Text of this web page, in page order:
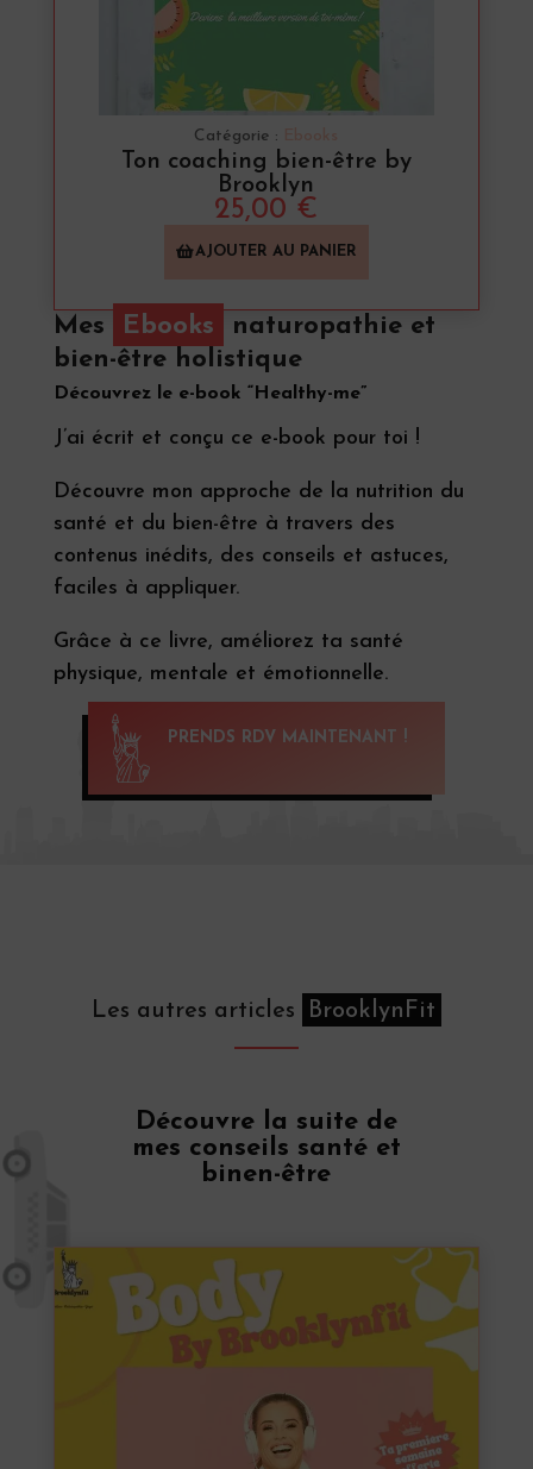
Catégorie :
Ton coaching bien-être by
Brooklyn
25,00 €
AJOUTER AU PANIER
Mes Ebooks
naturopathie et
bien-être holistique
Découvrez le e-book “Healthy-me”
J’ai écrit et conçu ce e-book pour toi !
Découvre mon approche de la nutrition du
santé et du bien-être à travers des
contenus inédits, des conseils et astuces,
faciles à appliquer.
Grâce à ce livre, améliorez ta santé
physique, mentale et émotionnelle.
PRENDS RDV MAINTENANT !
Les autres articles BrooklynFit
Découvre la suite de
mes conseils santé et
binen-être